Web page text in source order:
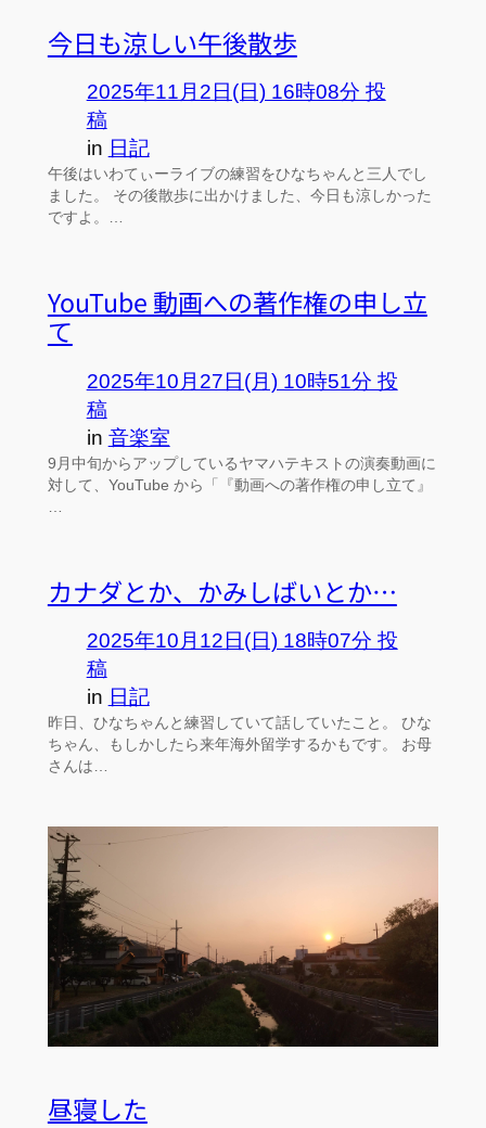
今日も涼しい午後散歩
2025年11月2日(日) 16時08分 投
稿
in 日記
午後はいわてぃーライブの練習をひなちゃんと三人でし
ました。 その後散歩に出かけました、今日も涼しかった
ですよ。…
YouTube 動画への著作権の申し立
て
2025年10月27日(月) 10時51分 投
稿
in 音楽室
9月中旬からアップしているヤマハテキストの演奏動画に
対して、YouTube から「『動画への著作権の申し立て』
カナダとか、かみしばいとか…
2025年10月12日(日) 18時07分 投
稿
in 日記
昨日、ひなちゃんと練習していて話していたこと。 ひな
ちゃん、もしかしたら来年海外留学するかもです。 お母
さんは…
昼寝した